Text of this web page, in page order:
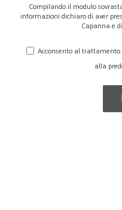
Compilando il modulo
informazioni dichiaro di aver
Capanna e
Acconsento al
alla